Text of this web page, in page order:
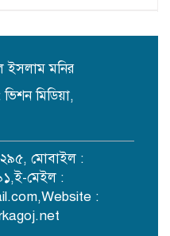
পর পুলিশে দিল জনতা
দেশকে অস্থির করে
করছে: মির্জা ফখরুল
আস-সুন্নাহ ফাউন্ডেশনের
ফলজ গাছ বিতরণ
ইসলাম মনির
ভিশন মিডিয়া,
মোবাইল :
মেইল :
,Website :